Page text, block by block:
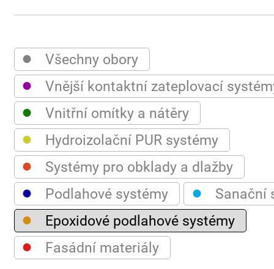
● Všechny obory
● Vnější kontaktní zateplovací
● Vnitřní omítky a nátěry
● Hydroizolační PUR systémy
● Systémy pro obklady a dlažby
● Podlahové systémy ● Sanační
● Epoxidové podlahové systémy
● Fasádní materiály